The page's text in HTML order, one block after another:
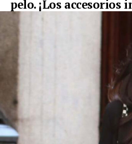
pelo. ¡Los accesorios